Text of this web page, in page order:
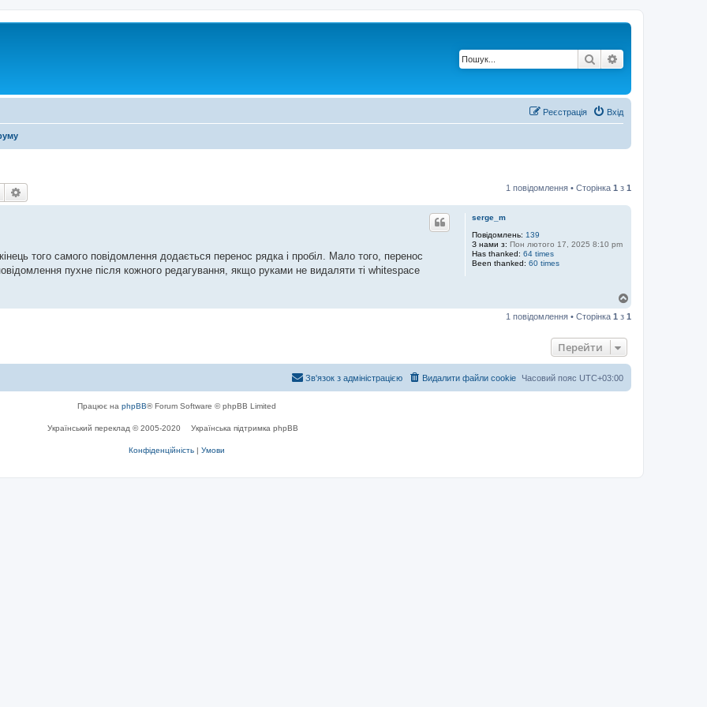
Пошук
Вхід
Реєстрація
Пошук 1 повідомлення • Сторінка 1 з 1
serge_m
Повідомлень: 139
З нами з: Пон лютого 17, 2025 8:10 pm
Has thanked: 64 times
Been thanked: 60 times
того самого повідомлення додається перенос рядка і пробіл. Мало того, перенос
пухне після кожного редагування, якщо руками не видаляти ті whitespace
г
1 повідомлення • Сторінка 1 з 1
Перейти
Часовий пояс UTC+03:00
Видалити файли cookie
Зв'язок з адміністрацією
Працює на phpBB® Forum Software © phpBB Limited
Український переклад © 2005-2020 Українська підтримка phpBB
Конфіденційність | Умови